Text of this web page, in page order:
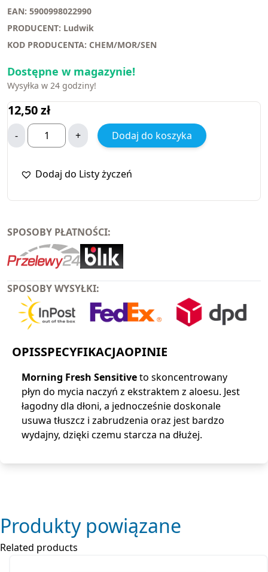
EAN: 5900998022990
PRODUCENT: Ludwik
KOD PRODUCENTA: CHEM/MOR/SEN
Dostępne w magazynie!
Wysyłka w 24 godziny!
12,50zł
- + Dodaj do koszyka
Dodaj do Listy życzeń
SPOSOBY PŁATNOŚCI:
SPOSOBY WYSYŁKI:
OPISSPECYFIKACJAOPINIE
Morning Fresh Sensitiveto skoncentrowany
płyn do mycia naczyń z ekstraktem z aloesu. Jest
łagodny dla dłoni, a jednocześnie doskonale
usuwa tłuszcz i zabrudzenia oraz jest bardzo
wydajny, dzięki czemu starcza na dłużej.
Produkty powiązane
Related products